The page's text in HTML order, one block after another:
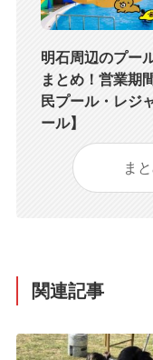
明石周辺のプー
まとめ！営業期
民プール・レジ
ール】
ま
関連記事